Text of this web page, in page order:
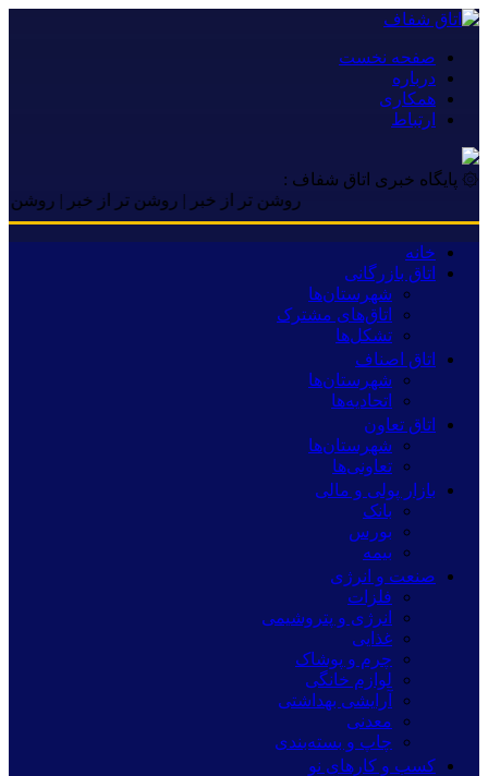
صفحه نخست
درباره
همکاری
ارتباط
۞ پایگاه خبری اتاق شفاف :
روشن تر از خبر | روشن تر از خبر | روشن تر از
خانه
اتاق بازرگانی
شهرستان‌ها
اتاق‌های مشترک
تشکل‌ها
اتاق اصناف
شهرستان‌ها
اتحادیه‌ها
اتاق تعاون
شهرستان‌ها
تعاونی‌ها
بازار پولی و مالی
بانک
بورس
بیمه
صنعت و انرژی
فلزات
انرژی و پتروشیمی
غذایی
چرم و پوشاک
لوازم خانگی
آرایشی بهداشتی
معدنی
چاپ و بسته‌بندی
کسب و کارهای نو